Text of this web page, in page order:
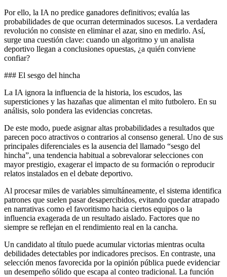
Por ello, la IA no predice ganadores definitivos; evalúa las
probabilidades de que ocurran determinados sucesos. La verdadera
revolución no consiste en eliminar el azar, sino en medirlo. Así,
surge una cuestión clave: cuando un algoritmo y un analista
deportivo llegan a conclusiones opuestas, ¿a quién conviene
confiar?
### El sesgo del hincha
La IA ignora la influencia de la historia, los escudos, las
supersticiones y las hazañas que alimentan el mito futbolero. En su
análisis, solo pondera las evidencias concretas.
De este modo, puede asignar altas probabilidades a resultados que
parecen poco atractivos o contrarios al consenso general. Uno de sus
principales diferenciales es la ausencia del llamado “sesgo del
hincha”, una tendencia habitual a sobrevalorar selecciones con
mayor prestigio, exagerar el impacto de su formación o reproducir
relatos instalados en el debate deportivo.
Al procesar miles de variables simultáneamente, el sistema identifica
patrones que suelen pasar desapercibidos, evitando quedar atrapado
en narrativas como el favoritismo hacia ciertos equipos o la
influencia exagerada de un resultado aislado. Factores que no
siempre se reflejan en el rendimiento real en la cancha.
Un candidato al título puede acumular victorias mientras oculta
debilidades detectables por indicadores precisos. En contraste, una
selección menos favorecida por la opinión pública puede evidenciar
un desempeño sólido que escapa al conteo tradicional. La función